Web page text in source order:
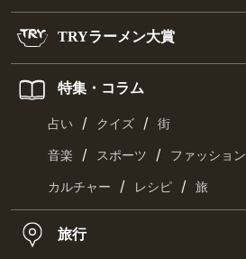
TRYラーメン大賞
特集・コラム
占い / クイズ / 街
音楽 / スポーツ / ファッション
カルチャー / レシピ / 旅
旅行